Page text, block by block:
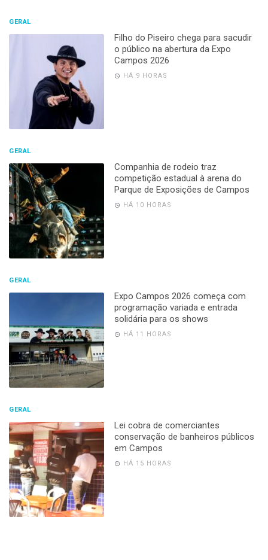
GERAL
Filho do Piseiro chega para sacudir
o público na abertura da Expo
Campos 2026
HÁ 9 HORAS
GERAL
Companhia de rodeio traz
competição estadual à arena do
Parque de Exposições de Campos
HÁ 10 HORAS
GERAL
Expo Campos 2026 começa com
programação variada e entrada
solidária para os shows
HÁ 11 HORAS
GERAL
Lei cobra de comerciantes
conservação de banheiros públicos
em Campos
HÁ 15 HORAS